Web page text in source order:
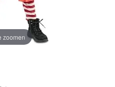
zoomen